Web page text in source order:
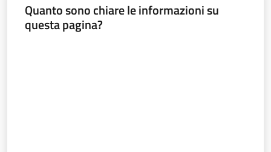
Quanto sono chiare le informazioni su
questa pagina?